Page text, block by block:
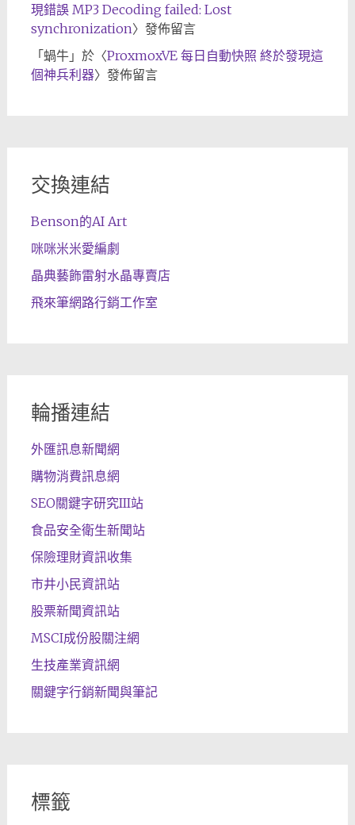
現錯誤 MP3 Decoding failed: Lost
synchronization〉發佈留言
「蝸牛」於〈ProxmoxVE 每日自動快照 終於發現這
個神兵利器〉發佈留言
交換連結
Benson的AI Art
咪咪米米愛編劇
晶典藝飾雷射水晶專賣店
飛來筆網路行銷工作室
輪播連結
外匯訊息新聞網
購物消費訊息網
SEO關鍵字研究III站
食品安全衛生新聞站
保險理財資訊收集
市井小民資訊站
股票新聞資訊站
MSCI成份股關注網
生技產業資訊網
關鍵字行銷新聞與筆記
標籤